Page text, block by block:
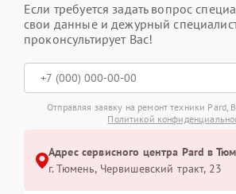
Если требуется задать вопрос
свои данные и дежурный
проконсультирует Вас!
Отправляя заявку на ремонт техники Pard,
Политикой
Адрес сервисного центра Pard в
г. Тюмень, ​Червишевский тракт, 23